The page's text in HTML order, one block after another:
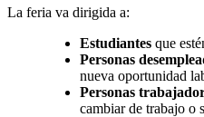
La feria va dirigida a:
Estudiantes que
Personas
nueva oportunidad
Personas
cambiar de trabajo o